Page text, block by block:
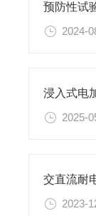
预防性试
2024-
2025-
交直流耐
2023-